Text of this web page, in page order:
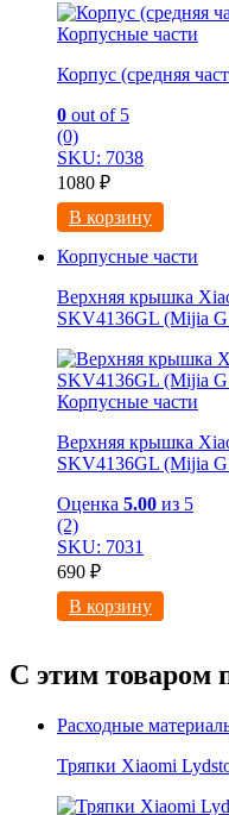
Корпусные части
Корпус (средняя
0 out of 5
(0)
SKU: 7038
1080 ₽
В корзину
Корпусные части
Верхняя крышка
SKV4136GL (Mijia
Корпусные части
Верхняя крышка
SKV4136GL (Mijia
Оценка 5.00 из 5
(2)
SKU: 7031
690 ₽
В корзину
С этим товаром
Расходные
Тряпки Xiaomi